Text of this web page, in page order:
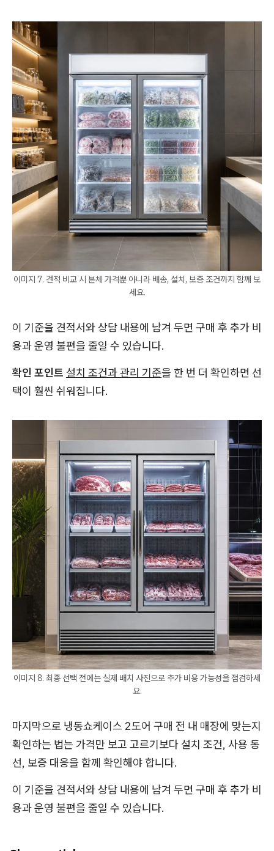
이미지 7. 견적 비교 시 본체 가격뿐 아니라 배송, 설치, 보증 조건까지 함께 보
세요.
이 기준을 견적서와 상담 내용에 남겨 두면 구매 후 추가 비
용과 운영 불편을 줄일 수 있습니다.
확인 포인트 설치 조건과 관리 기준을 한 번 더 확인하면 선
택이 훨씬 쉬워집니다.
이미지 8. 최종 선택 전에는 실제 배치 사진으로 추가 비용 가능성을 점검하세
요.
마지막으로 냉동쇼케이스 2도어 구매 전 내 매장에 맞는지
확인하는 법는 가격만 보고 고르기보다 설치 조건, 사용 동
선, 보증 대응을 함께 확인해야 합니다.
이 기준을 견적서와 상담 내용에 남겨 두면 구매 후 추가 비
용과 운영 불편을 줄일 수 있습니다.